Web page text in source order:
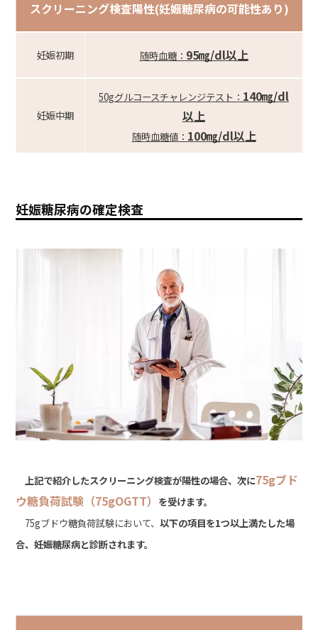
スクリーニング検査陽性(妊娠糖尿病の可能性あり)
妊娠初期 随時血糖： 95㎎/dl以上
妊娠中期
50gグルコースチャレンジテスト： 140㎎/dl
以上
随時血糖値： 100㎎/dl以上
妊娠糖尿病の確定検査
上記で紹介したスクリーニング検査が陽性の場合、次に75gブド
ウ糖負荷試験（75gOGTT）
を受けます。
75gブドウ糖負荷試験において、 以下の項目を1つ以上満たした場
合、妊娠糖尿病と診断されます。